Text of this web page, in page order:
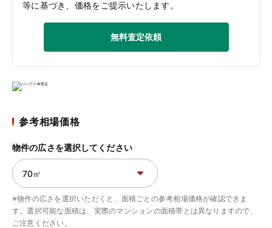
等に基づき、価格をご提示いたします。
無料査定依頼
参考相場価格
物件の広さを選択してください
※物件の広さを選択いただくと、面積ごとの参考相場価格が確認できま
す。選択可能な面積は、実際のマンションの面積帯とは異なりますので、
ご注意ください。